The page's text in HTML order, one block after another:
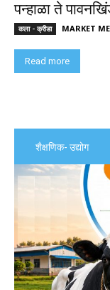
पन्हाळा ते
कला - क्रीडा MARKET
Read more
शैक्षणिक- उद्योग